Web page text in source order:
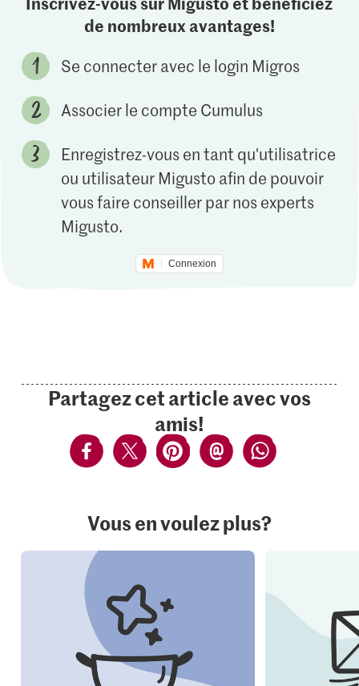
de nombreux avantages!
Se connecter avec le login Migros
Associer le compte Cumulus
Enregistrez-vous en tant qu'utilisatrice
ou utilisateur Migusto afin de pouvoir
vous faire conseiller par nos experts
Migusto.
Connexion
Partagez cet article avec vos
amis!
Vous en voulez plus?